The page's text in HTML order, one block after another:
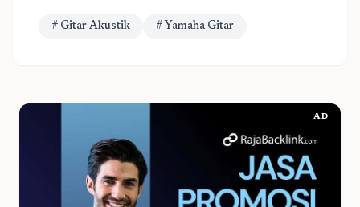
# Gitar Akustik # Yamaha Gitar
AD